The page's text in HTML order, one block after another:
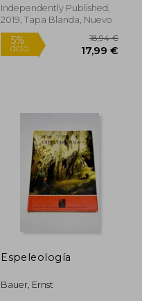
Independently Published,
2019, Tapa Blanda, Nuevo
5%
dcto.
Espeleología
Bauer, Ernst